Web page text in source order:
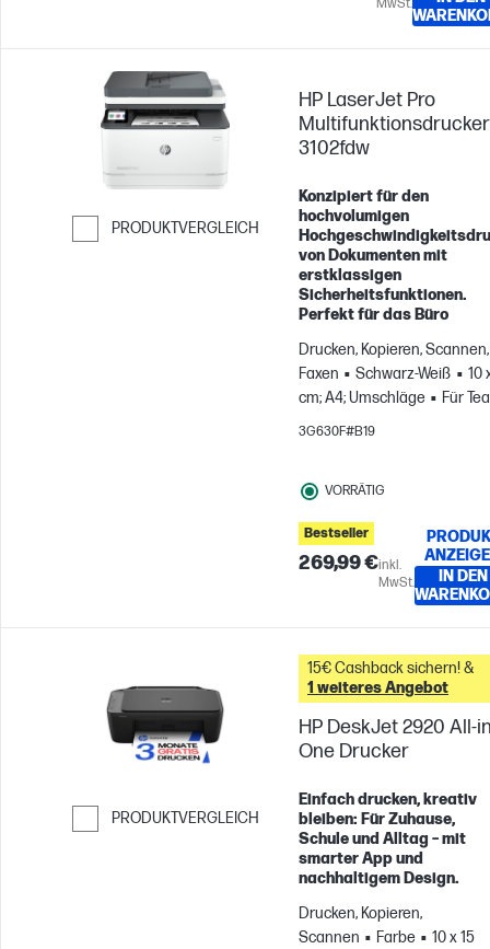
MwSt.
PRODUKTVERGLEICH
Weiter zum Vergleichen
HP LaserJet Pro
Multifunktionsdrucker
3102fdw
Konzipiert für den
hochvolumigen
von Dokumenten mit
erstklassigen
Sicherheitsfunktionen.
Perfekt für das Büro
Drucken, Kopieren, Scannen,
Faxen
Schwarz-Weiß
10
cm; A4; Umschläge
Für
mit bis zu 7 Benutzer:innen
3G630F#B19
VORRÄTIG
Bestseller
269,99 €inkl.
MwSt.
IN DEN
PRODUKTVERGLEICH
Weiter zum Vergleichen
15€ Cashback sichern! &
1 weiteres Angebot
HP DeskJet 2920 All-
One Drucker
Einfach drucken, kreativ
bleiben: Für Zuhause,
Schule und Alltag – mit
smarter App und
nachhaltigem Design.
Drucken, Kopieren,
Scannen
Farbe
10 x 15